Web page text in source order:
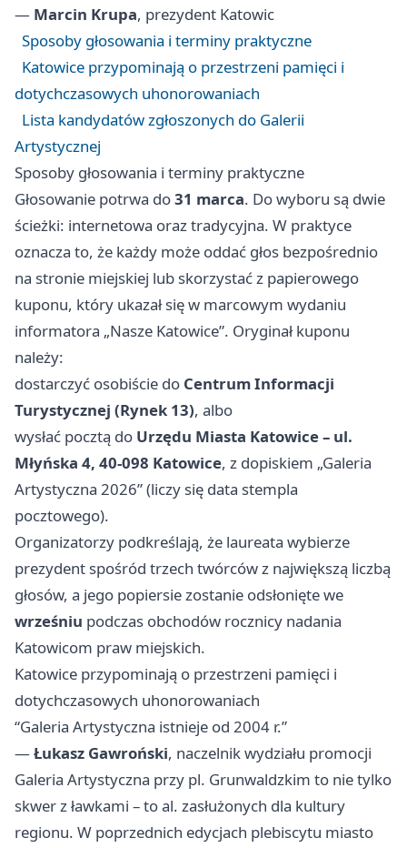
— Marcin Krupa, prezydent Katowic
Sposoby głosowania i terminy praktyczne
Katowice przypominają o przestrzeni pamięci i
dotychczasowych uhonorowaniach
Lista kandydatów zgłoszonych do Galerii
Artystycznej
Sposoby głosowania i terminy praktyczne
Głosowanie potrwa do31 marca. Do wyboru są dwie
ścieżki: internetowa oraz tradycyjna. W praktyce
oznacza to, że każdy może oddać głos bezpośrednio
na stronie miejskiej lub skorzystać z papierowego
kuponu, który ukazał się w marcowym wydaniu
informatora „Nasze Katowice”. Oryginał kuponu
należy:
dostarczyć osobiście do Centrum Informacji
Turystycznej (Rynek 13), albo
wysłać pocztą do Urzędu Miasta Katowice – ul.
Młyńska 4, 40-098 Katowice, z dopiskiem „Galeria
Artystyczna 2026” (liczy się data stempla
pocztowego).
Organizatorzy podkreślają, że laureata wybierze
prezydent spośród trzech twórców z największą liczbą
głosów, a jego popiersie zostanie odsłonięte we
wrześniu podczas obchodów rocznicy nadania
Katowicom praw miejskich.
Katowice przypominają o przestrzeni pamięci i
dotychczasowych uhonorowaniach
“Galeria Artystyczna istnieje od 2004 r.”
— Łukasz Gawroński, naczelnik wydziału promocji
Galeria Artystyczna przy pl. Grunwaldzkim to nie tylko
skwer z ławkami – to al. zasłużonych dla kultury
regionu. W poprzednich edycjach plebiscytu miasto